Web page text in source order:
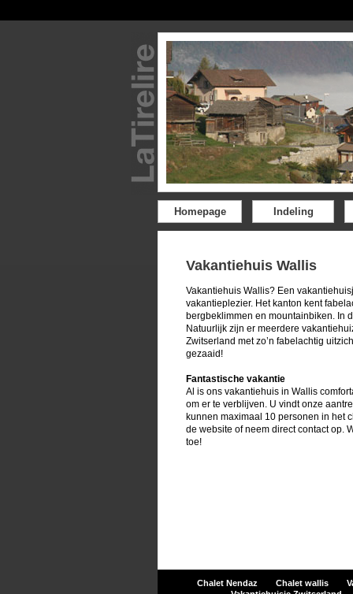
Homepage Indeling
Vakantiehuis Wallis
Vakantiehuis Wallis? Een
vakantieplezier. Het kanton kent
bergbeklimmen en mountainbiken. In
Natuurlijk zijn er meerdere
Zwitserland met zo’n fabelachtig
gezaaid!
Fantastische vakantie
Al is ons vakantiehuis in Wallis
om er te verblijven. U vindt onze
kunnen maximaal 10 personen in het
de website of neem direct contact op.
toe!
Chalet Nendaz Chalet wallis